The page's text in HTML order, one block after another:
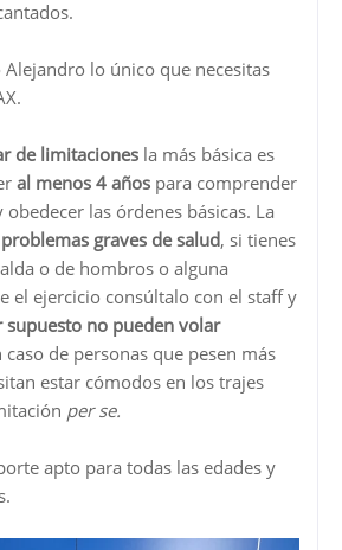
lo único que necesitas
de limitaciones la más básica es
al menos 4 años para comprender
las órdenes básicas. La
graves de salud, si tienes
o de hombros o alguna
el ejercicio consúltalo con el staff y
supuesto no pueden volar
caso de personas que pesen más
estar cómodos en los trajes
per se.
apto para todas las edades y